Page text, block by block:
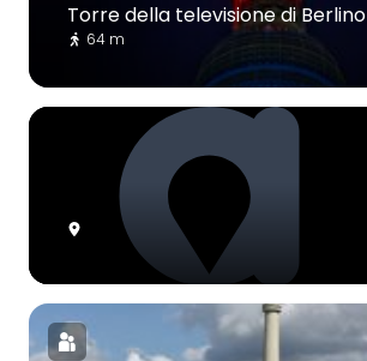
Torre della televisione di Berlino
64 m